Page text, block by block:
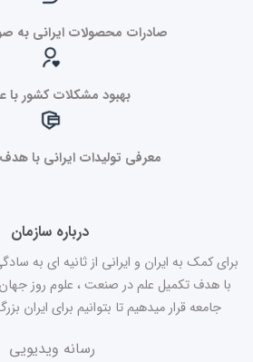
صادرات محصولات ایرانی به
بهبود مشکلات کشور با
معرفی تولیدات ایرانی با
درباره سازمان
برای کمک به ایران و ایرانی از ثانیه ای به
با هدف تکمیل علم در صنعت ، علوم روز جهان
جامعه قرار میدهیم تا بتوانیم برای ایران
رسانه ویدیویی